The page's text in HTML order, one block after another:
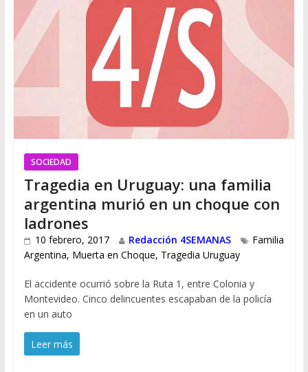
SOCIEDAD
Tragedia en Uruguay: una familia
argentina murió en un choque con
ladrones
10 febrero, 2017 Redacción 4SEMANAS
Familia
Argentina, Muerta en Choque, Tragedia Uruguay
El accidente ocurrió sobre la Ruta 1, entre Colonia y
Montevideo. Cinco delincuentes escapaban de la policía
en un auto
Leer más